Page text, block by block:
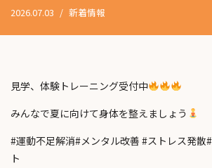
キ
ッ
2026.07.03 新着情報
見学、体験トレーニング受付中
みんなで夏に向けて身体を整えましょう
#運動不足解消#メンタル改善 #ストレス発散
ト